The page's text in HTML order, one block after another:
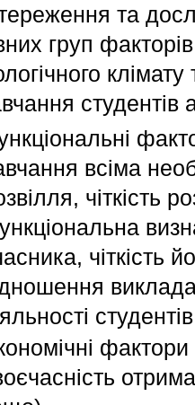
та
груп
студентів
всіма
чіткість
чіткість